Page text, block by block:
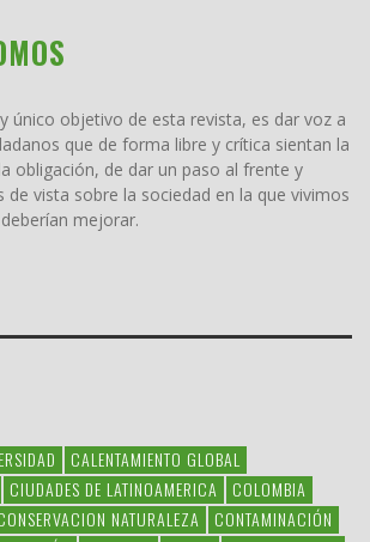
único objetivo de esta revista, es dar voz a
que de forma libre y crítica sientan la
obligación, de dar un paso al frente y
de vista sobre la sociedad en la que vivimos
mejorar.
CALENTAMIENTO GLOBAL
CIUDADES DE LATINOAMERICA
COLOMBIA
NATURALEZA
CONTAMINACIÓN